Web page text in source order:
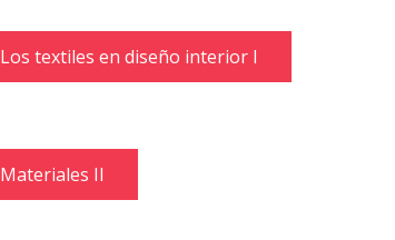
Los textiles en diseño interior I
Materiales II